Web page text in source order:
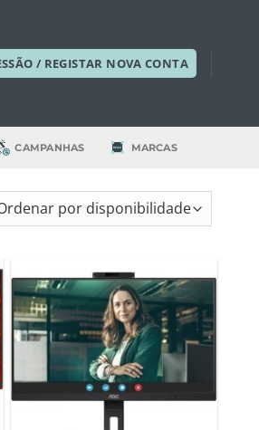
/ REGISTAR NOVA CONTA
CAMPANHAS MARCAS